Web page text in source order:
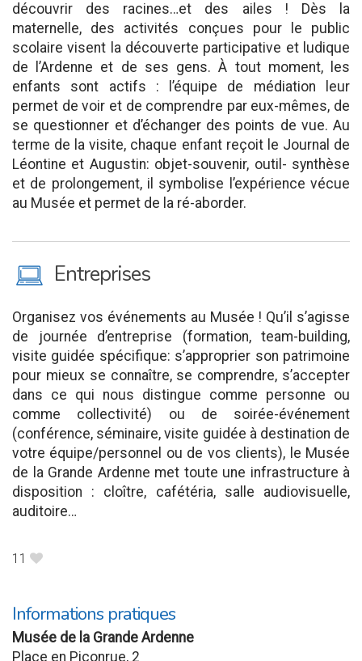
découvrir des racines…et des ailes ! Dès la
maternelle, des activités conçues pour le public
scolaire visent la découverte participative et ludique
de l’Ardenne et de ses gens. À tout moment, les
enfants sont actifs : l’équipe de médiation leur
permet de voir et de comprendre par eux-mêmes, de
se questionner et d’échanger des points de vue. Au
terme de la visite, chaque enfant reçoit le Journal de
Léontine et Augustin: objet-souvenir, outil- synthèse
et de prolongement, il symbolise l’expérience vécue
au Musée et permet de la ré-aborder.
M Entreprises
Organisez vos événements au Musée ! Qu’il s’agisse
de journée d’entreprise (formation, team-building,
visite guidée spécifique: s’approprier son patrimoine
pour mieux se connaître, se comprendre, s’accepter
dans ce qui nous distingue comme personne ou
comme collectivité) ou de soirée-événement
(conférence, séminaire, visite guidée à destination de
votre équipe/personnel ou de vos clients), le Musée
de la Grande Ardenne met toute une infrastructure à
disposition : cloître, cafétéria, salle audiovisuelle,
auditoire…
11 B
Informations pratiques
Musée de la Grande Ardenne
Place en Piconrue, 2